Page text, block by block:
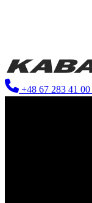
+48 67 283 41 00